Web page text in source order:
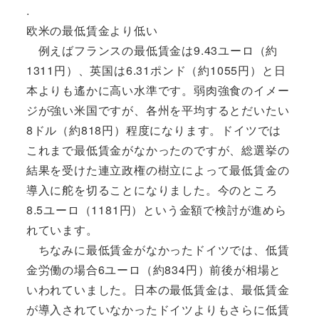
.
欧米の最低賃金より低い
例えばフランスの最低賃金は9.43ユーロ（約
1311円）、英国は6.31ポンド（約1055円）と日
本よりも遙かに高い水準です。弱肉強食のイメー
ジが強い米国ですが、各州を平均するとだいたい
8ドル（約818円）程度になります。ドイツでは
これまで最低賃金がなかったのですが、総選挙の
結果を受けた連立政権の樹立によって最低賃金の
導入に舵を切ることになりました。今のところ
8.5ユーロ（1181円）という金額で検討が進めら
れています。
ちなみに最低賃金がなかったドイツでは、低賃
金労働の場合6ユーロ（約834円）前後が相場と
いわれていました。日本の最低賃金は、最低賃金
が導入されていなかったドイツよりもさらに低賃